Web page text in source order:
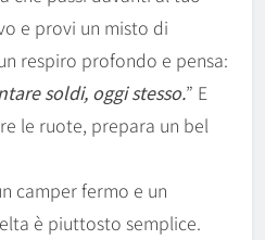
e provi un misto di
respiro profondo e pensa:
soldi, oggi stesso.” E
le ruote, prepara un bel
camper fermo e un
è piuttosto semplice.